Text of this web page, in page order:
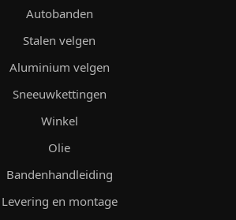
Autobanden
Stalen velgen
Aluminium velgen
Sneeuwkettingen
Winkel
Olie
Bandenhandleiding
Levering en montage